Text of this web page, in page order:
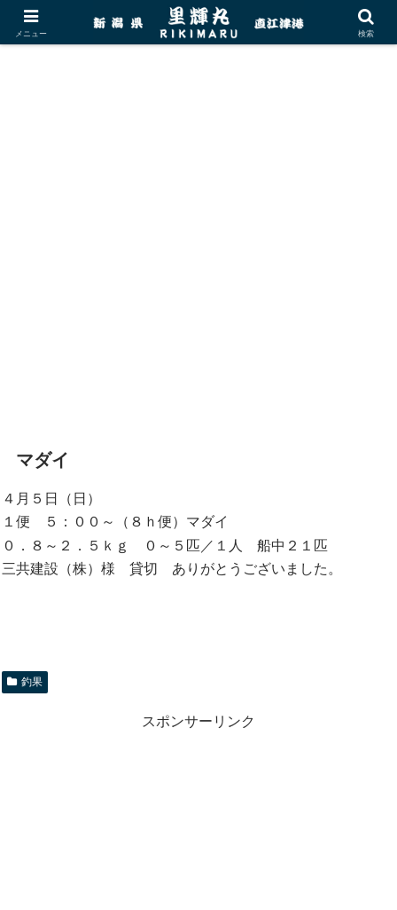
マダイ
４月５日（日）
１便 ５：００～（８ｈ便）マダイ
０．８～２．５ｋｇ ０～５匹／１人 船中２１匹
三共建設（株）様 貸切 ありがとうございました。
釣果
スポンサーリンク
メニュー 検索